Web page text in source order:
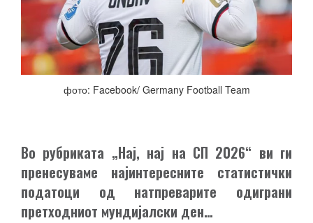
фото: Facebook/ Germany Football Team
Во рубриката „Нај, нај на СП 2026“ ви ги
пренесуваме најинтересните статистички
податоци од натпреварите одиграни
претходниот мундијалски ден…